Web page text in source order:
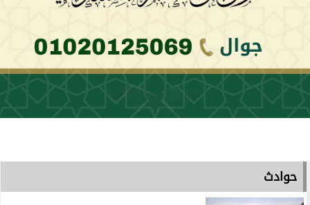
حوادث